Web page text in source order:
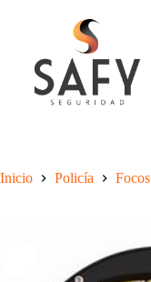
Inicio Policía Focos